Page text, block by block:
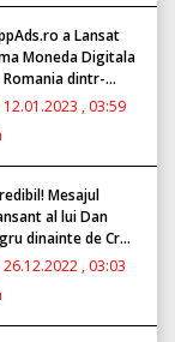
a Lansat
Moneda Digitala
Romania dintr-...
12.01.2023 , 03:59
Mesajul
al lui Dan
dinainte de Cr...
26.12.2022 , 03:03